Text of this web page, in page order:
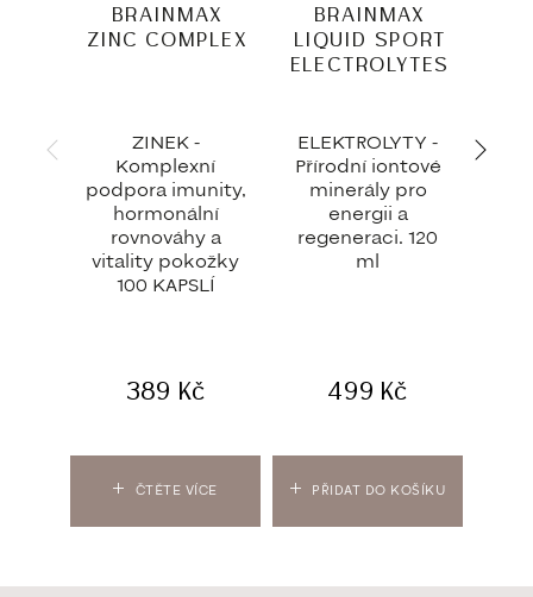
ČTĚTE VÍCE
BRAINMAX
ZINC COMPLEX
ZINEK -
Komplexní
podpora imunity,
hormonální
rovnováhy a
vitality pokožky
100 KAPSLÍ
389 Kč
PŘIDAT DO KOŠÍKU
BRAINMAX
LIQUID SPORT
ELECTROLYTES
ELEKTROLYTY -
Přírodní iontové
minerály pro
energii a
regeneraci. 120
ml
499 Kč